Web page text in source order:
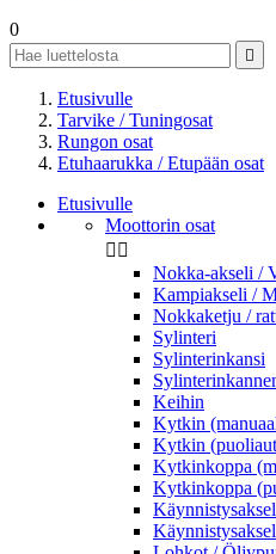
0

Etusivulle
Tarvike / Tuningosat
Rungon osat
Etuhaarukka / Etupään osat
Etusivulle
Moottorin osat
 
Nokka-akseli /
Kampiakseli /
Nokkaketju /
Sylinteri
Sylinterinkansi
Keihin
Kytkin
Kytkin
Kytkinkoppa
Kytkinkoppa